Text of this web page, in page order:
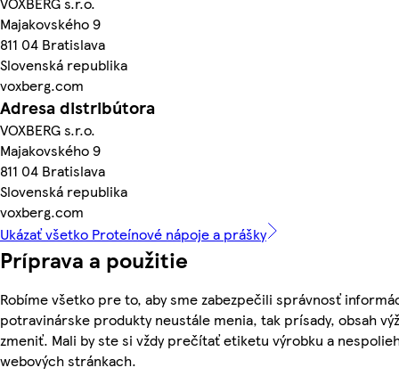
Majakovského 9
811 04 Bratislava
Slovenská republika
voxberg.com
Adresa distribútora
VOXBERG s.r.o.
Majakovského 9
811 04 Bratislava
Slovenská republika
voxberg.com
Ukázať všetko Proteínové nápoje a prášky
Príprava a použitie
Robíme všetko pre to, aby sme zabezpečili správnosť
potravinárske produkty neustále menia, tak prísady, obsah
zmeniť. Mali by ste si vždy prečítať etiketu výrobku a
webových stránkach.